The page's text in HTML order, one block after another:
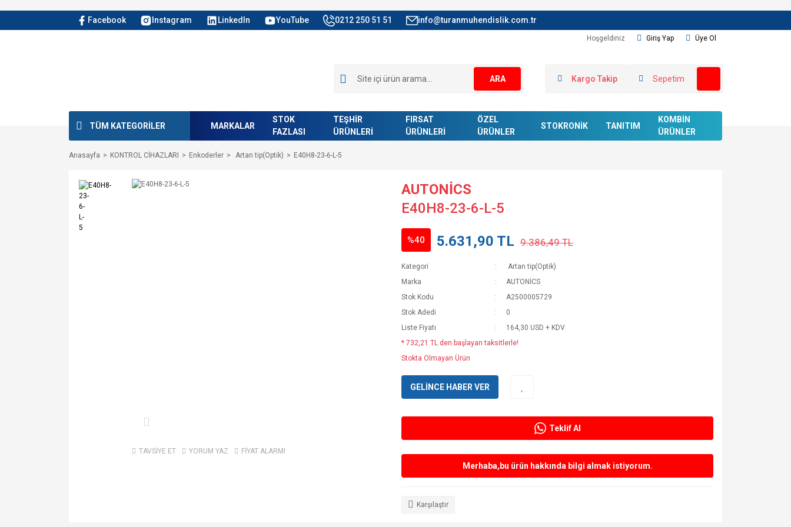
Facebook Instagram LinkedIn YouTube 0212 250 51 51 info@turanmuhendislik.com.tr
Hoşgeldiniz Giriş Yap Üye Ol
ARA Kargo Takip Sepetim
TÜM KATEGORİLER MARKALAR
STOK
FAZLASI
TEŞHİR
ÜRÜNLERİ
FIRSAT
ÜRÜNLERİ
ÖZEL
ÜRÜNLER
STOKRONİK TANITIM
KOMBİN
ÜRÜNLER
Anasayfa KONTROL CİHAZLARI Enkoderler Artan tip(Optik) E40H8-23-6-L-5
TAVSİYE ET YORUM YAZ FİYAT ALARMI
AUTONİCS
E40H8-23-6-L-5
%40 5.631,90 TL 9.386,49 TL
Kategori
Artan tip(Optik)
Marka
AUTONİCS
Stok Kodu
A2500005729
Stok Adedi
0
Liste Fiyatı
164,30 USD + KDV
* 732,21 TL den başlayan taksitlerle!
Stokta Olmayan Ürün
GELİNCE HABER VER
Teklif Al
Merhaba,bu ürün hakkında bilgi almak istiyorum.
Karşılaştır